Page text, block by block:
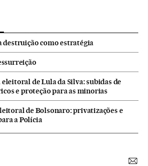
destruição como estratégia
de Lula da Silva: subidas de
e proteção para as minorias
de Bolsonaro: privatizações e
a Polícia